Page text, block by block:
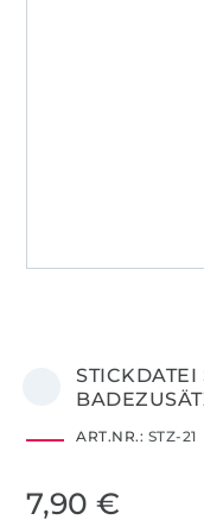
ART.NR.: STZ-21
7,90 €